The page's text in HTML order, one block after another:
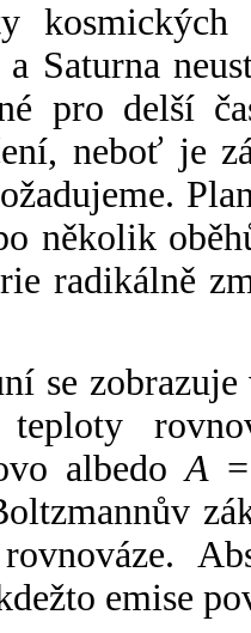
a Saturna
pro delší
neboť je
několik
radikálně
se
albedoA
emise